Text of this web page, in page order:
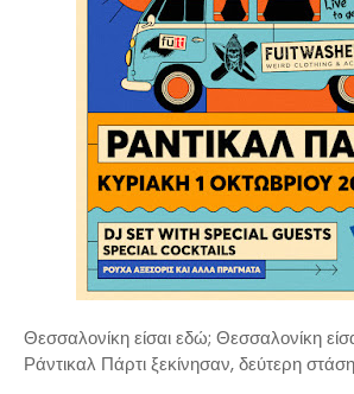
Θεσσαλονίκη είσαι εδώ; Θεσσαλονίκη
Ράντικαλ Πάρτι ξεκίνησαν, δεύτερη